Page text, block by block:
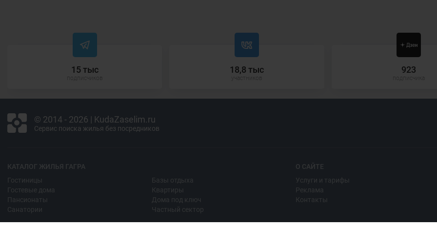
15 тыс 18,8 тыс 923
© 2014 - 2026 | KudaZaselim.ru
Сервис поиска жилья без посредников
КАТАЛОГ ЖИЛЬЯ ГАГРА
Гостиницы
Гостевые дома
Пансионаты
Санатории
Базы отдыха
Квартиры
Дома под ключ
Частный сектор
О САЙТЕ
Услуги и тарифы
Реклама
Контакты